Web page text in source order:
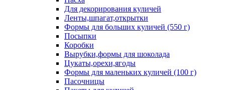
Для декорирования куличей
Ленты,шпагат,открытки
Формы для больших куличей (550 г)
Посыпки
Коробки
Вырубки,формы для шоколада
Цукаты,орехи,ягоды
Формы для маленьких куличей (100 г)
Пасочницы